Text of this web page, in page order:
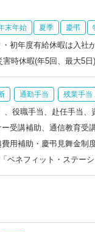
末年始 夏季 慶弔
初年度有給休暇は入社
害時休暇(年5回、最大5
通勤手当 残業手当
、役職手当、赴任手当
受講補助、通信教育
用補助・慶弔見舞金制
ベネフィット・ステー